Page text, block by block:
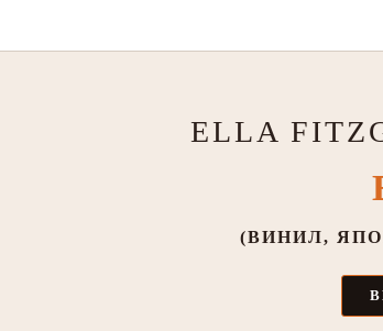
ELLA
(ВИНИЛ,